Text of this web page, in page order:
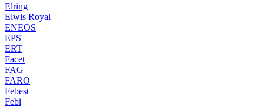
Elring
Elwis Royal
ENEOS
EPS
ERT
Facet
FAG
FARO
Febest
Febi